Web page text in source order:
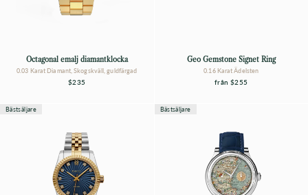
Octagonal emalj diamantklocka
0.03 Karat Diamant, Skogskväll, guldfärgad
$235
Geo Gemstone Signet Ring
0.16 Karat Ädelsten
från $255
Bästsäljare Bästsäljare